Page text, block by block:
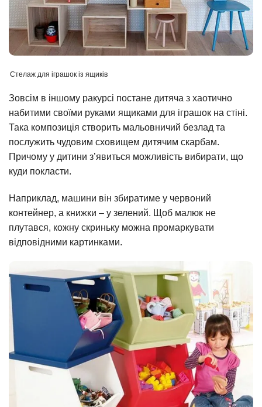
Стелаж для іграшок із ящиків
Зовсім в іншому ракурсі постане дитяча з хаотично
набитими своїми руками ящиками для іграшок на стіні.
Така композиція створить мальовничий безлад та
послужить чудовим сховищем дитячим скарбам.
Причому у дитини з’явиться можливість вибирати, що
куди покласти.
Наприклад, машини він збиратиме у червоний
контейнер, а книжки – у зелений. Щоб малюк не
плутався, кожну скриньку можна промаркувати
відповідними картинками.